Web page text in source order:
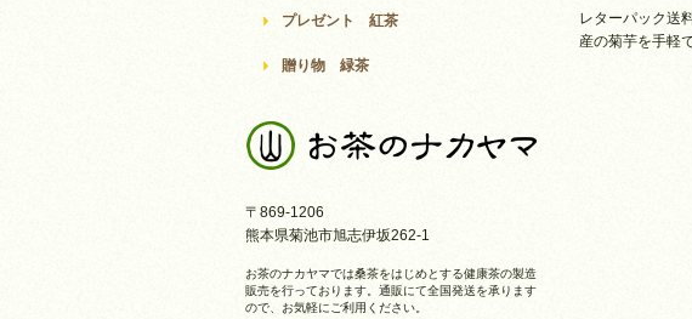
レターパック
産の菊芋を手軽
プレゼント 紅茶
贈り物 緑茶
〒869-1206
熊本県菊池市旭志伊坂262-1
お茶のナカヤマでは桑茶をはじめとする健康茶の製造
販売を行っております。通販にて全国発送を承ります
ので、お気軽にご利用ください。